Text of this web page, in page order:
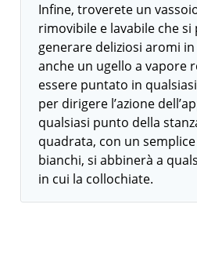
Infine, troverete un
rimovibile e lavabile che
generare deliziosi aromi
anche un ugello a vapore
essere puntato in
per dirigere l’azione
qualsiasi punto della
quadrata, con un
bianchi, si abbinerà a
in cui la collochiate.